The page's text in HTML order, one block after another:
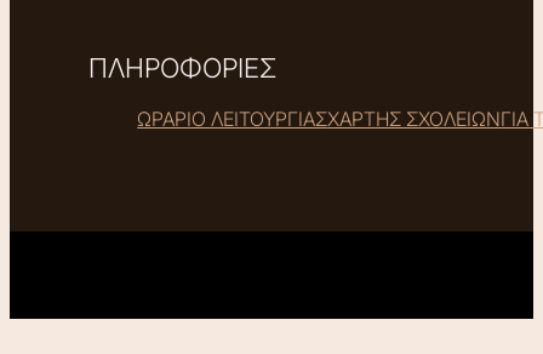
ΠΛΗΡΟΦΟΡΙΕΣ
ΩΡΑΡΙΟ ΛΕΙΤΟΥΡΓΙΑΣΧΑΡΤΗΣ ΣΧΟΛΕΙΩΝΓΙΑ